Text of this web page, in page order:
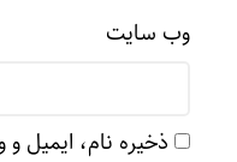
وب‌ سایت
ذخیره نام، ایمیل